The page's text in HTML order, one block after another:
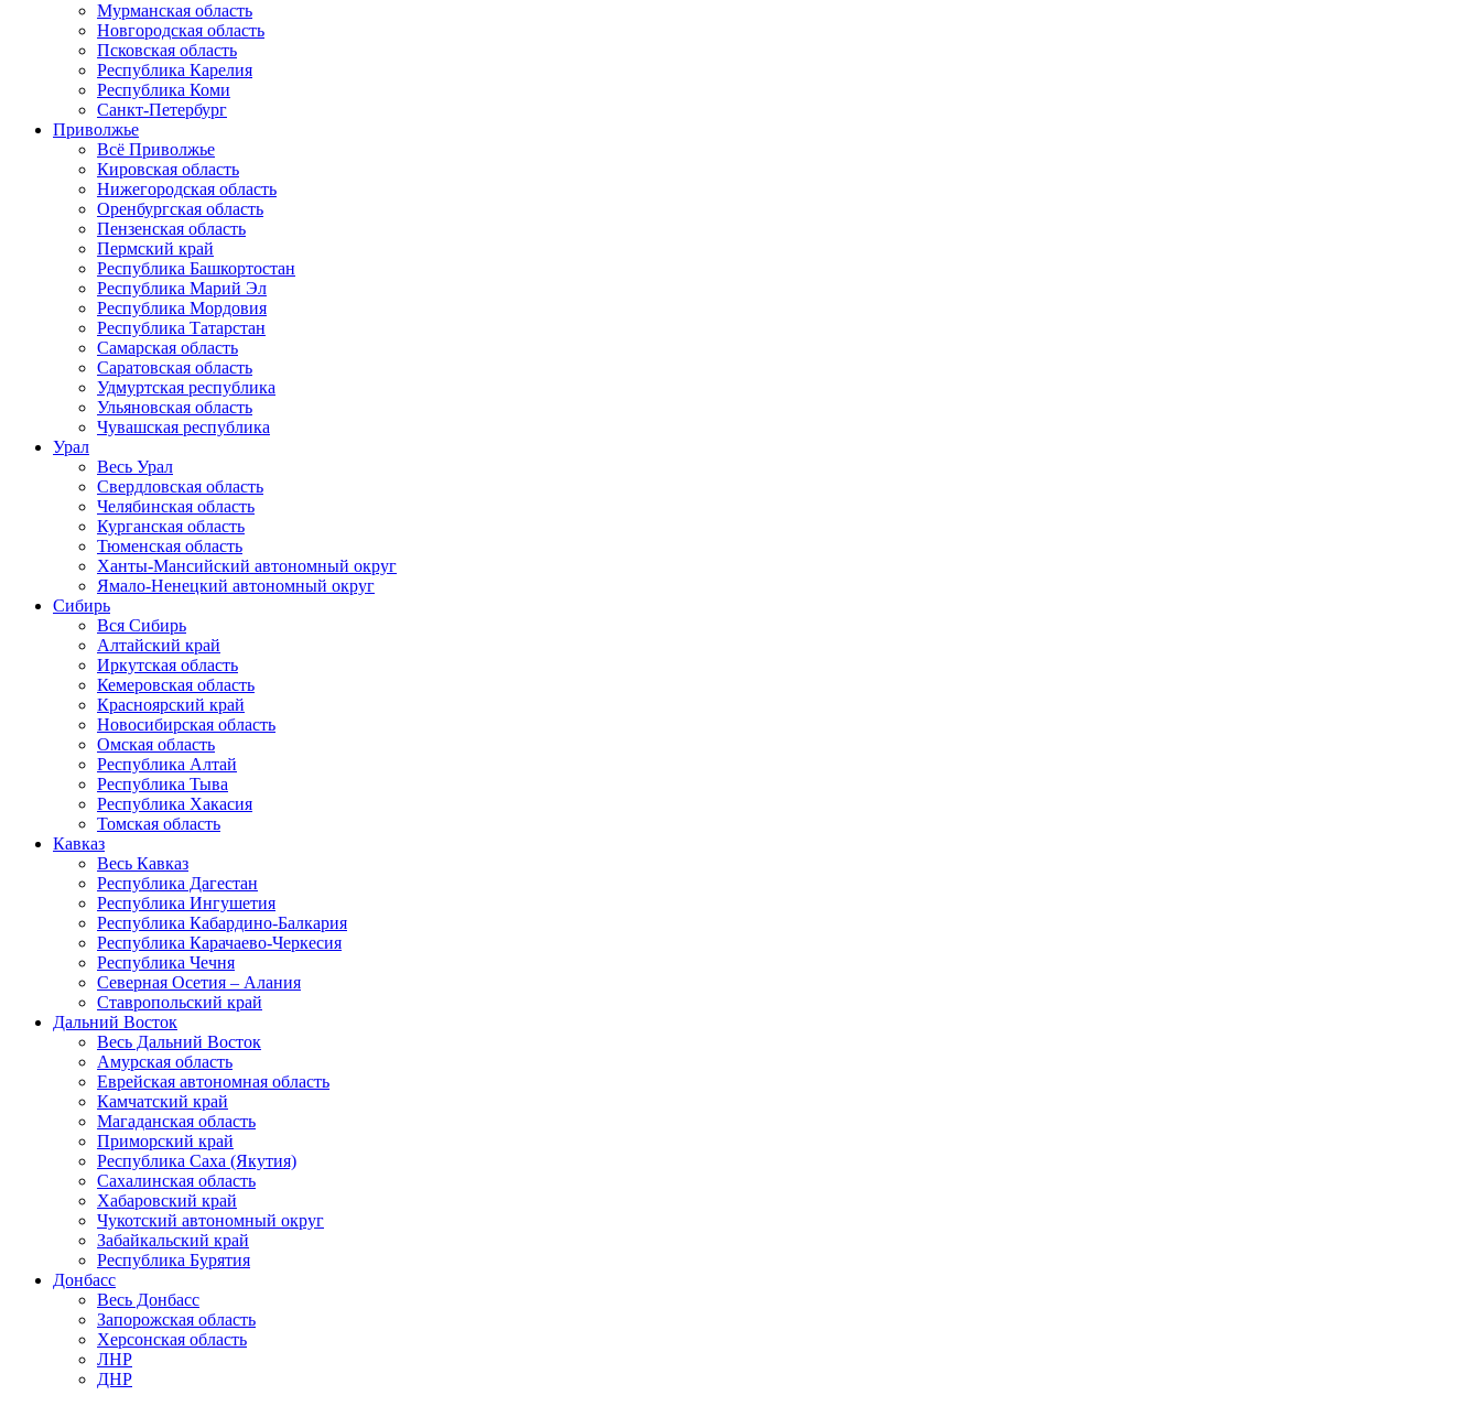
Мурманская область
Новгородская область
Псковская область
Республика Карелия
Республика Коми
Санкт-Петербург
Приволжье
Всё Приволжье
Кировская область
Нижегородская область
Оренбургская область
Пензенская область
Пермский край
Республика Башкортостан
Республика Марий Эл
Республика Мордовия
Республика Татарстан
Самарская область
Саратовская область
Удмуртская республика
Ульяновская область
Чувашская республика
Урал
Весь Урал
Свердловская область
Челябинская область
Курганская область
Тюменская область
Ханты-Мансийский автономный округ
Ямало-Ненецкий автономный округ
Сибирь
Вся Сибирь
Алтайский край
Иркутская область
Кемеровская область
Красноярский край
Новосибирская область
Омская область
Республика Алтай
Республика Тыва
Республика Хакасия
Томская область
Кавказ
Весь Кавказ
Республика Дагестан
Республика Ингушетия
Республика Кабардино-Балкария
Республика Карачаево-Черкесия
Республика Чечня
Северная Осетия – Алания
Ставропольский край
Дальний Восток
Весь Дальний Восток
Амурская область
Еврейская автономная область
Камчатский край
Магаданская область
Приморский край
Республика Саха (Якутия)
Сахалинская область
Хабаровский край
Чукотский автономный округ
Забайкальский край
Республика Бурятия
Донбасс
Весь Донбасс
Запорожская область
Херсонская область
ЛНР
ДНР